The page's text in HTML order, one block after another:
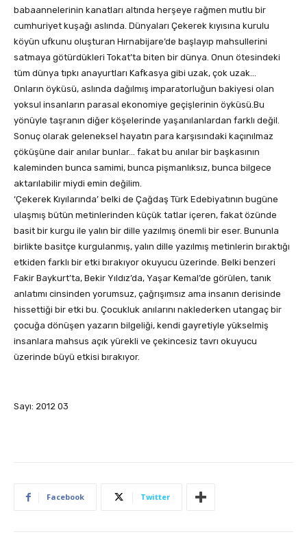
babaannelerinin kanatları altında herşeye rağmen mutlu bir
cumhuriyet kuşağı aslında. Dünyaları Çekerek kıyısına kurulu
köyün ufkunu oluşturan Hırnabijare’de başlayıp mahsullerini
satmaya götürdükleri Tokat’ta biten bir dünya. Onun ötesindeki
tüm dünya tıpkı anayurtları Kafkasya gibi uzak, çok uzak…
Onların öyküsü, aslında dağılmış imparatorluğun bakiyesi olan
yoksul insanların parasal ekonomiye geçişlerinin öyküsü.Bu
yönüyle taşranın diğer köşelerinde yaşanılanlardan farklı değil.
Sonuç olarak geleneksel hayatın para karşısındaki kaçınılmaz
çöküşüne dair anılar bunlar… fakat bu anılar bir başkasının
kaleminden bunca samimi, bunca pişmanlıksız, bunca bilgece
aktarılabilir miydi emin değilim.
‘Çekerek Kıyılarında’ belki de Çağdaş Türk Edebiyatının bugüne
ulaşmış bütün metinlerinden küçük tatlar içeren, fakat özünde
basit bir kurgu ile yalın bir dille yazılmış önemli bir eser. Bununla
birlikte basitçe kurgulanmış, yalın dille yazılmış metinlerin bıraktığı
etkiden farklı bir etki bırakıyor okuyucu üzerinde. Belki benzeri
Fakir Baykurt’ta, Bekir Yıldız’da, Yaşar Kemal’de görülen, tanık
anlatımı cinsinden yorumsuz, çağrışımsız ama insanın derisinde
hissettiği bir etki bu. Çocukluk anılarını naklederken utangaç bir
çocuğa dönüşen yazarın bilgeliği, kendi gayretiyle yükselmiş
insanlara mahsus açık yürekli ve çekincesiz tavrı okuyucu
üzerinde büyü etkisi bırakıyor.
Sayı: 2012 03
Facebook Twitter